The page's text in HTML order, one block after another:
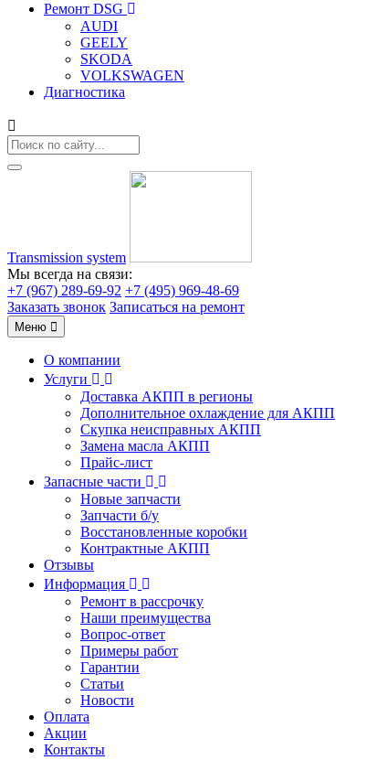
Ремонт DSG
AUDI
GEELY
SKODA
VOLKSWAGEN
Диагностика
Transmission system
Мы всегда на связи:
+7 (967) 289-69-92 +7 (495) 969-48-69
Заказать звонок Записаться на ремонт
Меню
О компании
Услуги
Доставка АКПП в регионы
Дополнительное охлаждение для АКПП
Скупка неисправных АКПП
Замена масла АКПП
Прайс-лист
Запасные части
Новые запчасти
Запчасти б/у
Восстановленные коробки
Контрактные АКПП
Отзывы
Информация
Ремонт в рассрочку
Наши преимущества
Вопрос-ответ
Примеры работ
Гарантии
Статьи
Новости
Оплата
Акции
Контакты